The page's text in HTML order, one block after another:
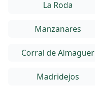
La Roda
Manzanares
Corral de Almaguer
Madridejos